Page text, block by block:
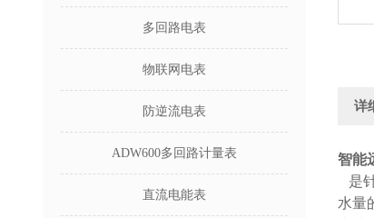
多回路电表
物联网电表
防逆流电表
ADW600多回路计量表
直流电能表
详
智能
是
水量